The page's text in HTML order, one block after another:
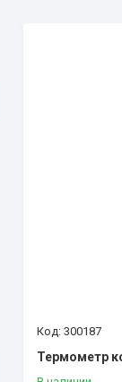
300187
Термометр